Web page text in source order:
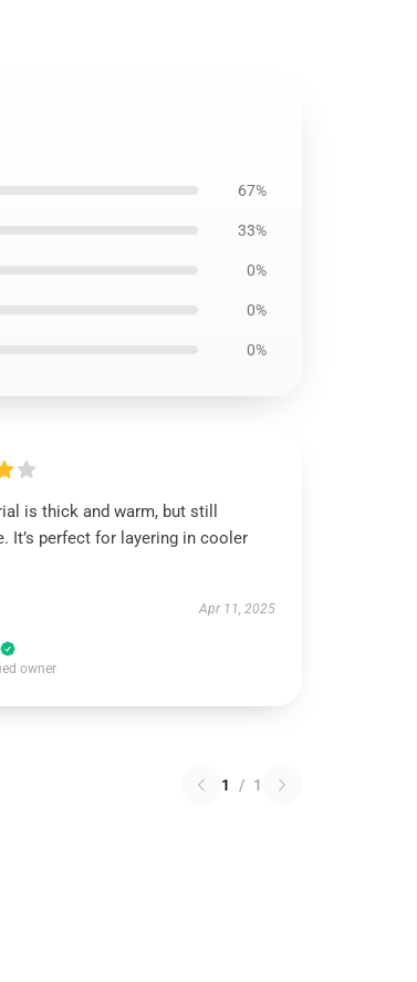
67%
33%
0%
0%
0%
is thick and warm, but still
It’s perfect for layering in cooler
Apr 11, 2025
owner
1 / 1